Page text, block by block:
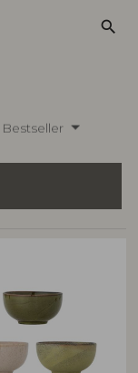
search
Bestseller